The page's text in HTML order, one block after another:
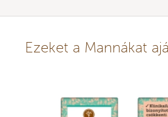
Ezeket a Mannákat